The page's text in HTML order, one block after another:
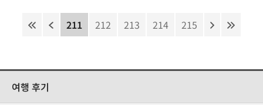
211 212 213 214 215
여행 후기